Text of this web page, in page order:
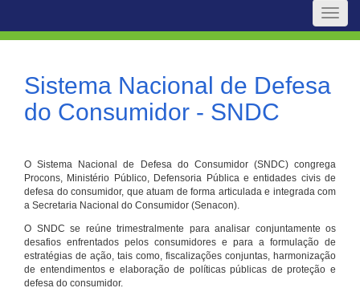
Toggle
Sistema Nacional de Defesa
do Consumidor - SNDC
O Sistema Nacional de Defesa do Consumidor (SNDC) congrega
Procons, Ministério Público, Defensoria Pública e entidades civis de
defesa do consumidor, que atuam de forma articulada e integrada com
a Secretaria Nacional do Consumidor (Senacon).
O SNDC se reúne trimestralmente para analisar conjuntamente os
desafios enfrentados pelos consumidores e para a formulação de
estratégias de ação, tais como, fiscalizações conjuntas, harmonização
de entendimentos e elaboração de políticas públicas de proteção e
defesa do consumidor.